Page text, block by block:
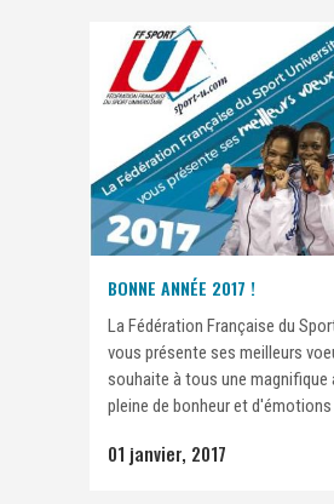
BONNE ANNÉE 2017 !
La Fédération Française du
vous présente ses meilleurs
souhaite à tous une magnifique
pleine de bonheur et
01 janvier, 2017